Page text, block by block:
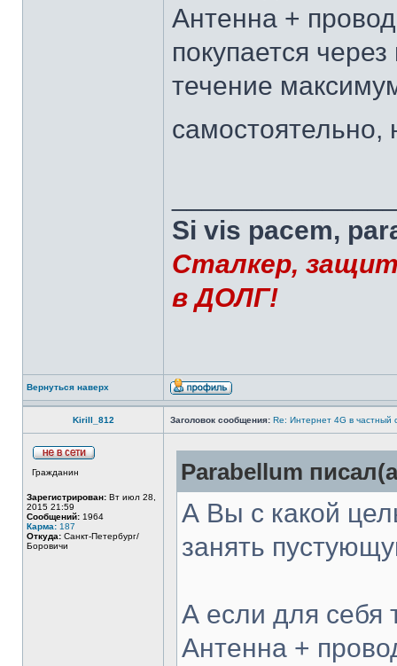
Антенна +
покупается
течение
Si vis pacem,
Сталкер,
в ДОЛГ!
Вернуться наверх
Kirill_812 Заголовок сообщения: Re: Интернет 4G в частный
Гражданин
Зарегистрирован: Вт июл 28,
2015 21:59
Сообщений: 1964
Карма: 187
Откуда: Санкт-Петербург/
Боровичи
Parabellum
А Вы с какой
занять
А если для себя
Антенна +